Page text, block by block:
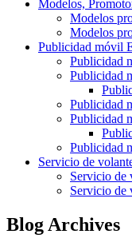
Modelos,
Modelos
Modelos
Publicidad móvil
Publicidad
Publicidad
Publicidad
Publicidad
Publicidad
Servicio de
Servicio de
Servicio de
Blog Archives